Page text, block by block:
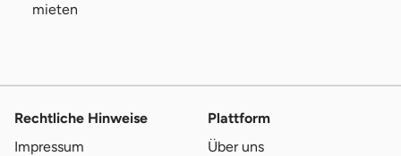
mieten
Rechtliche Hinweise
Impressum
Plattform
Über uns